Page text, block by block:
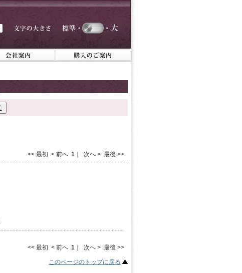
<< 最初 < 前へ 1 ｜ 次へ > 最後 >>
<< 最初 < 前へ 1 ｜ 次へ > 最後 >>
このページのトップに戻る